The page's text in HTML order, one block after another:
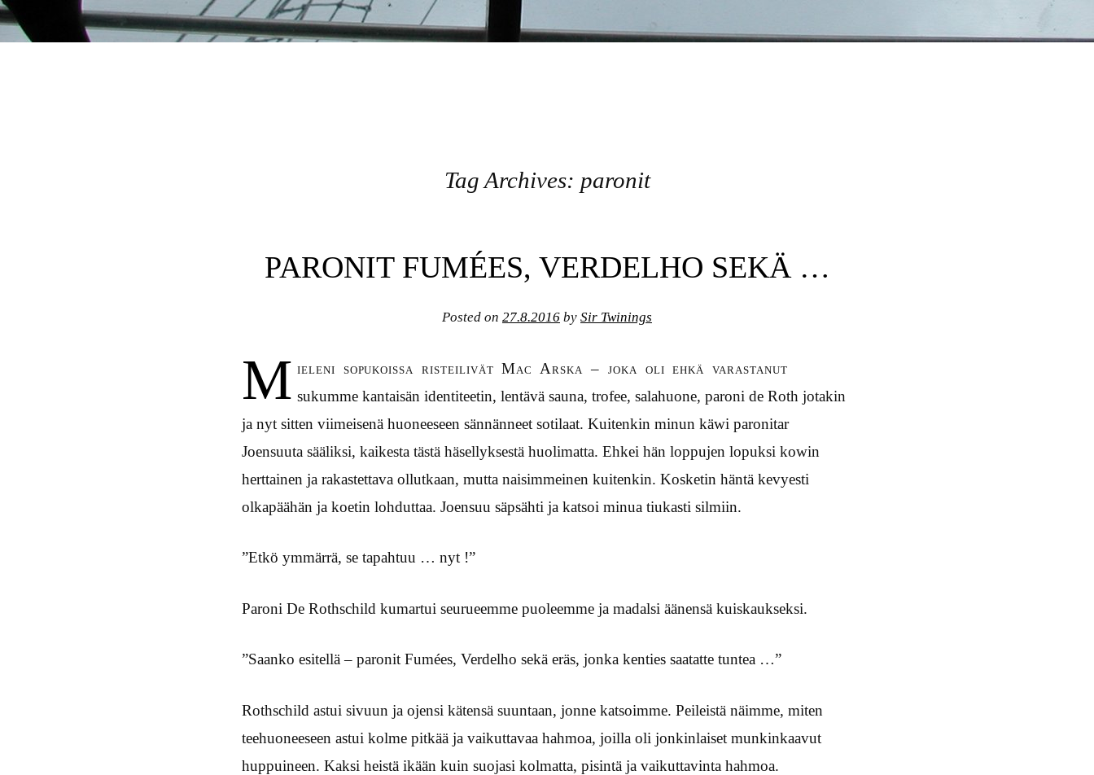
Tag Archives: paronit
PARONIT FUMÉES, VERDELHO SEKÄ …
Posted on 27.8.2016 by Sir Twinings
M ieleni sopukoissa risteilivät Mac Arska – joka oli ehkä varastanut
sukumme kantaisän identiteetin, lentävä sauna, trofee, salahuone, paroni de Roth jotakin
ja nyt sitten viimeisenä huoneeseen sännänneet sotilaat. Kuitenkin minun käwi paronitar
Joensuuta sääliksi, kaikesta tästä häsellyksestä huolimatta. Ehkei hän loppujen lopuksi kowin
herttainen ja rakastettava ollutkaan, mutta naisimmeinen kuitenkin. Kosketin häntä kevyesti
olkapäähän ja koetin lohduttaa. Joensuu säpsähti ja katsoi minua tiukasti silmiin.
”Etkö ymmärrä, se tapahtuu … nyt !”
Paroni De Rothschild kumartui seurueemme puoleemme ja madalsi äänensä kuiskaukseksi.
”Saanko esitellä – paronit Fumées, Verdelho sekä eräs, jonka kenties saatatte tuntea …”
Rothschild astui sivuun ja ojensi kätensä suuntaan, jonne katsoimme. Peileistä näimme, miten
teehuoneeseen astui kolme pitkää ja vaikuttavaa hahmoa, joilla oli jonkinlaiset munkinkaavut
huppuineen. Kaksi heistä ikään kuin suojasi kolmatta, pisintä ja vaikuttavinta hahmoa.